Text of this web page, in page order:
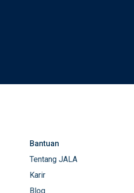
Bantuan
Tentang JALA
Karir
Blog